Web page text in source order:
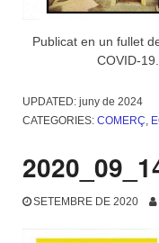
Publicat en un fullet
COVID-
UPDATED: juny de 2024
CATEGORIES: COMERÇ,
SETEMBRE DE 2020